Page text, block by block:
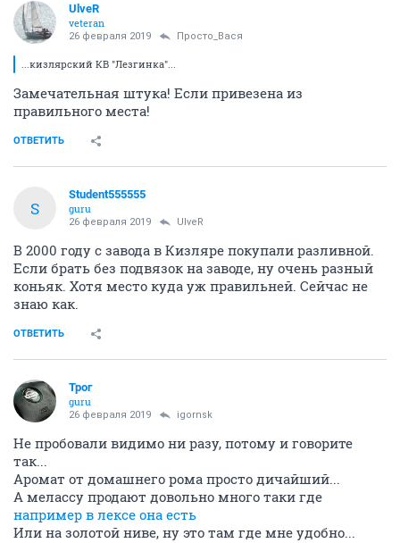
UlveR
veteran
26 февраля 2019 Просто_Вася
...кизлярский КВ "Лезгинка"...
Замечательная штука! Если привезена из
правильного места!
ОТВЕТИТЬ
S
Student555555
guru
26 февраля 2019 UlveR
В 2000 году с завода в Кизляре покупали разливной.
Если брать без подвязок на заводе, ну очень разный
коньяк. Хотя место куда уж правильней. Сейчас не
знаю как.
ОТВЕТИТЬ
Трог
guru
26 февраля 2019 igornsk
Не пробовали видимо ни разу, потому и говорите
так...
Аромат от домашнего рома просто дичайший...
А мелассу продают довольно много таки где
например в лексе она есть
Или на золотой ниве, ну это там где мне удобно...